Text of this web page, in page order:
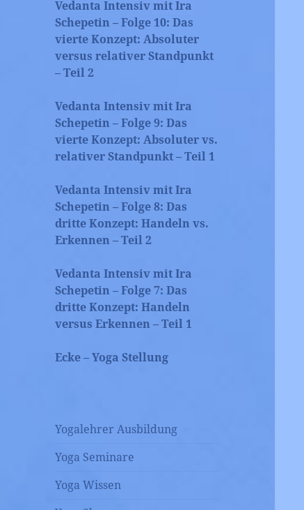
Vedanta Intensiv mit Ira
Schepetin – Folge 10: Das
vierte Konzept: Absoluter
versus relativer Standpunkt
– Teil 2
Vedanta Intensiv mit Ira
Schepetin – Folge 9: Das
vierte Konzept: Absoluter vs.
relativer Standpunkt – Teil 1
Vedanta Intensiv mit Ira
Schepetin – Folge 8: Das
dritte Konzept: Handeln vs.
Erkennen – Teil 2
Vedanta Intensiv mit Ira
Schepetin – Folge 7: Das
dritte Konzept: Handeln
versus Erkennen – Teil 1
Ecke – Yoga Stellung
Yogalehrer Ausbildung
Yoga Seminare
Yoga Wissen